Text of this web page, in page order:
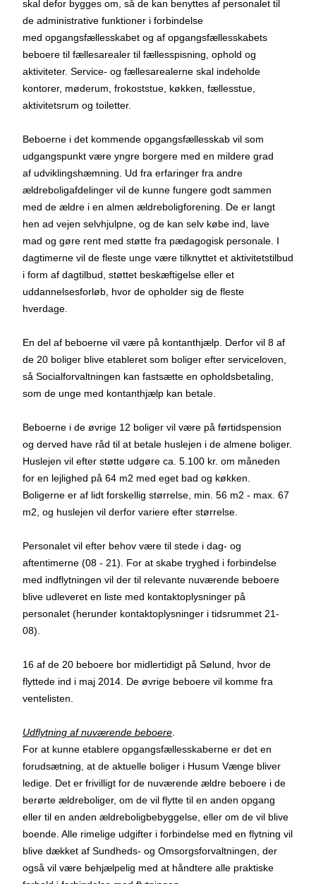
skal defor bygges om, så de kan benyttes af personalet til
de administrative funktioner i forbindelse
med opgangsfællesskabet og af opgangsfællesskabets
beboere til fællesarealer til fællesspisning, ophold og
aktiviteter. Service- og fællesarealerne skal indeholde
kontorer, møderum, frokoststue, køkken, fællesstue,
aktivitetsrum og toiletter.
Beboerne i det kommende opgangsfællesskab vil som
udgangspunkt være yngre borgere med en mildere grad
af udviklingshæmning. Ud fra erfaringer fra andre
ældreboligafdelinger vil de kunne fungere godt sammen
med de ældre i en almen ældreboligforening. De er langt
hen ad vejen selvhjulpne, og de kan selv købe ind, lave
mad og gøre rent med støtte fra pædagogisk personale. I
dagtimerne vil de fleste unge være tilknyttet et aktivitetstilbud
i form af dagtilbud, støttet beskæftigelse eller et
uddannelsesforløb, hvor de opholder sig de fleste
hverdage.
En del af beboerne vil være på kontanthjælp. Derfor vil 8 af
de 20 boliger blive etableret som boliger efter serviceloven,
så Socialforvaltningen kan fastsætte en opholdsbetaling,
som de unge med kontanthjælp kan betale.
Beboerne i de øvrige 12 boliger vil være på førtidspension
og derved have råd til at betale huslejen i de almene boliger.
Huslejen vil efter støtte udgøre ca. 5.100 kr. om måneden
for en lejlighed på 64 m2 med eget bad og køkken.
Boligerne er af lidt forskellig størrelse, min. 56 m2 - max. 67
m2, og huslejen vil derfor variere efter størrelse.
Personalet vil efter behov være til stede i dag- og
aftentimerne (08 - 21). For at skabe tryghed i forbindelse
med indflytningen vil der til relevante nuværende beboere
blive udleveret en liste med kontaktoplysninger på
personalet (herunder kontaktoplysninger i tidsrummet 21-
08).
16 af de 20 beboere bor midlertidigt på Sølund, hvor de
flyttede ind i maj 2014. De øvrige beboere vil komme fra
ventelisten.
Udflytning af nuværende beboere.
For at kunne etablere opgangsfællesskaberne er det en
forudsætning, at de aktuelle boliger i Husum Vænge bliver
ledige. Det er frivilligt for de nuværende ældre beboere i de
berørte ældreboliger, om de vil flytte til en anden opgang
eller til en anden ældreboligbebyggelse, eller om de vil blive
boende. Alle rimelige udgifter i forbindelse med en flytning vil
blive dækket af Sundheds- og Omsorgsforvaltningen, der
også vil være behjælpelig med at håndtere alle praktiske